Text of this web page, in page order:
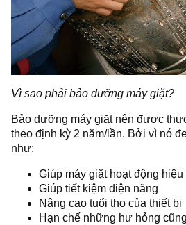
Vì sao phải bảo dưỡng máy giặt?
Bảo dưỡng máy giặt nên được
theo định kỳ 2 năm/lần. Bởi vì nó
như:
Giúp máy giặt hoạt động
Giúp tiết kiệm điện năng
Nâng cao tuổi thọ của thiết bị
Hạn chế những hư hỏng